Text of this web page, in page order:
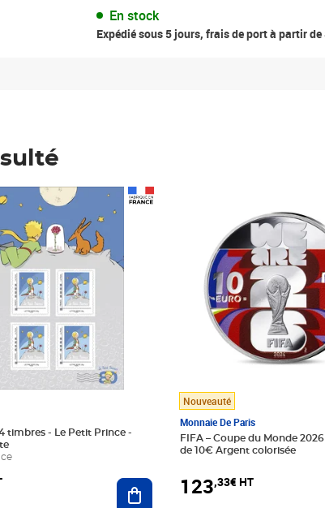
En stock
Expédié sous 5 jours, frais de port à partir de
timbres - Le Petit Prince -
HT
Ajouter au panier
Nouveauté
Monnaie De Paris
FIFA – Coupe du Monde
de 10€ Argent colorisée
123,33€ HT